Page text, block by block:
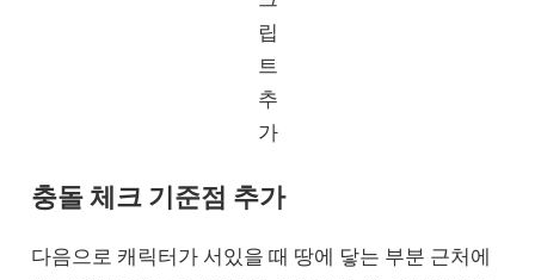
립
트
추
가
충돌 체크 기준점 추가
다음으로 캐릭터가 서있을 때 땅에 닿는 부분 근처에